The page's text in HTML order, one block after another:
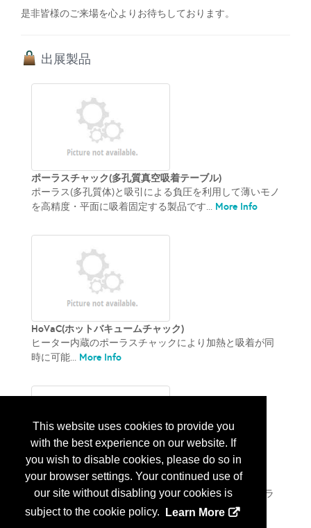
This website uses cookies to provide you
with the best experience on our website. If
you wish to disable cookies, please do so in
your browser settings. Your continued use of
our site without disabling your cookies is
subject to the cookie policy.
Learn More
是非皆様のご来場を心よりお待ちしております。
出展製品
ポーラスチャック(多孔質真空吸着テーブル)
ポーラス(多孔質体)と吸引による負圧を利用して薄いモノ
を高精度・平面に吸着固定する製品です​... More Info
HoVaC(ホットバキュームチャック)
ヒーター内蔵のポーラスチャックにより加熱と吸着が同
時に可能... More Info
面発光ポーラスチャック
光源を内蔵することにより、発光機能を追加したポーラ
スチャックです。...More Info